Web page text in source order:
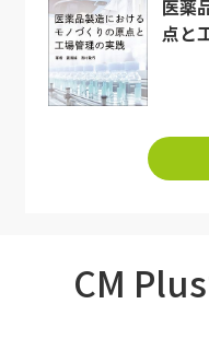
医薬
点と
CM